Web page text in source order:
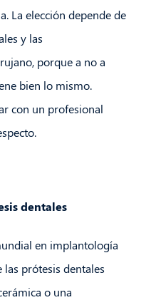
La elección depende de
y las
porque a no a
bien lo mismo.
con un profesional
dentales
en implantología
las prótesis dentales
o una